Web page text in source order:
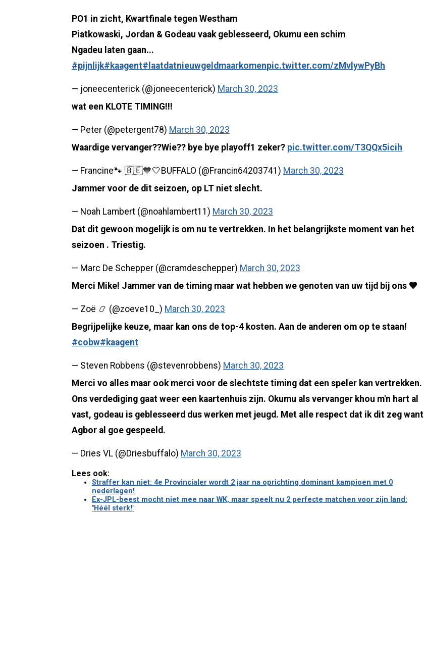
PO1 in zicht, Kwartfinale tegen Westham
Piatkowaski, Jordan & Godeau vaak geblesseerd, Okumu een schim
Ngadeu laten gaan...
#pijnlijk#kaagent#laatdatnieuwgeldmaarkomenpic.twitter.com/zMvlywPyBh
— joneecenterick (@joneecenterick) March 30, 2023
wat een KLOTE TIMING!!!
— Peter (@petergent78) March 30, 2023
Waardige vervanger??Wie?? bye bye playoff1 zeker? pic.twitter.com/T3QQx5icih
— Francine🐾 🇧🇪💙🤍BUFFALO (@Francin64203741) March 30, 2023
Jammer voor de dit seizoen, op LT niet slecht.
— Noah Lambert (@noahlambert11) March 30, 2023
Dat dit gewoon mogelijk is om nu te vertrekken. In het belangrijkste moment van het
seizoen . Triestig.
— Marc De Schepper (@cramdeschepper) March 30, 2023
Merci Mike! Jammer van de timing maar wat hebben we genoten van uw tijd bij ons 💙
— Zoë 📿 (@zoeve10_) March 30, 2023
Begrijpelijke keuze, maar kan ons de top-4 kosten. Aan de anderen om op te staan!
#cobw#kaagent
— Steven Robbens (@stevenrobbens) March 30, 2023
Merci vo alles maar ook merci voor de slechtste timing dat een speler kan vertrekken.
Ons verdediging gaat weer een kaartenhuis zijn. Okumu als vervanger khou m'n hart al
vast, godeau is geblesseerd dus werken met jeugd. Met alle respect dat ik dit zeg want
Agbor al goe gespeeld.
— Dries VL (@Driesbuffalo) March 30, 2023
Lees ook:
Straffer kan niet: 4e Provincialer wordt 2 jaar na oprichting dominant kampioen met 0
nederlagen!
Ex-JPL-beest mocht niet mee naar WK, maar speelt nu 2 perfecte matchen voor zijn land:
"Héél sterk!"